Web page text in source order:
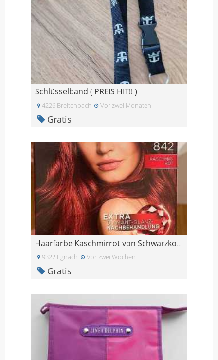
Schlüsselband ( PREIS HIT!! )
4226 Breitenbach Vor zwei Monaten
Gratis
Haarfarbe Kaschmirrot von Schwarzkopf
9322 Egnach Vor zwei Wochen
Gratis